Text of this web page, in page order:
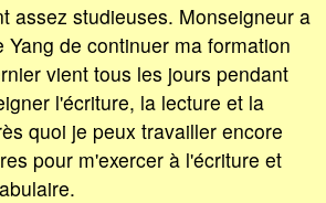
assez studieuses. Monseigneur a
Yang de continuer ma formation
vient tous les jours pendant
l'écriture, la lecture et la
quoi je peux travailler encore
pour m'exercer à l'écriture et